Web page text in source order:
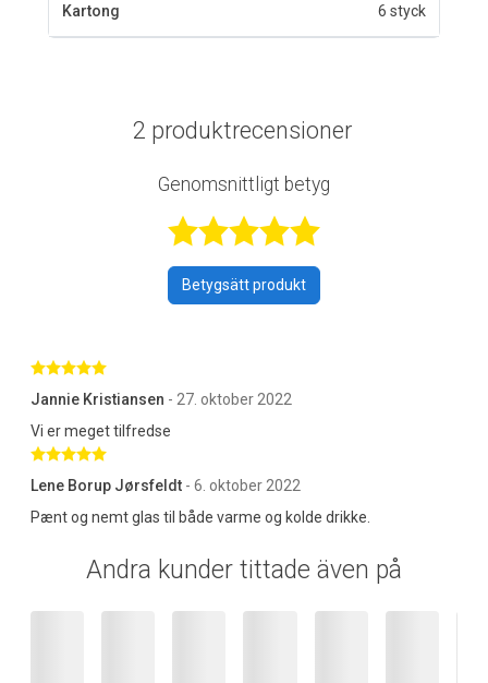
Kartong 6 styck
2 produktrecensioner
Genomsnittligt betyg
Betygsatt 5 av
Betygsätt produkt
Betygsatt 5 av 5 stjärnor
Jannie Kristiansen - 27. oktober 2022
Vi er meget tilfredse
Betygsatt 5 av 5 stjärnor
Lene Borup Jørsfeldt - 6. oktober 2022
Pænt og nemt glas til både varme og kolde drikke.
Andra kunder tittade även på